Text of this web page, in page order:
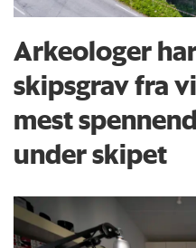
Arkeologer
skipsgrav fra
mest
under skipet